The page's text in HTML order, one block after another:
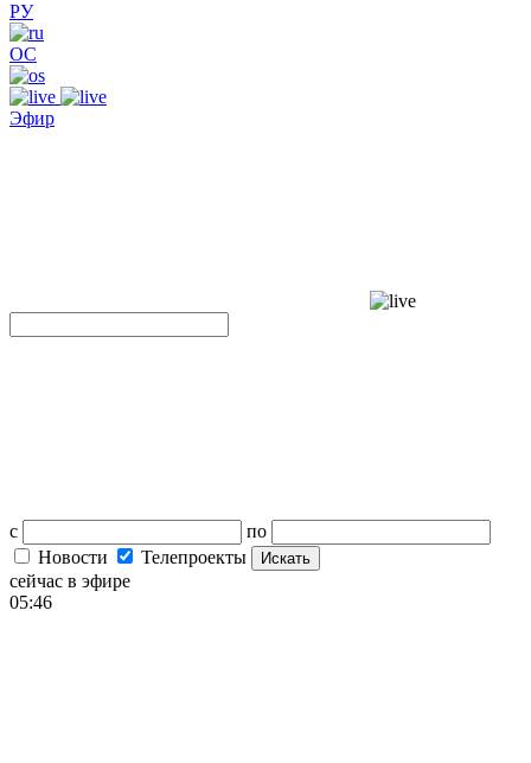
РУ
ОС
Эфир
с
по
Новости
Телепроекты Искать
сейчас в эфире
05:46